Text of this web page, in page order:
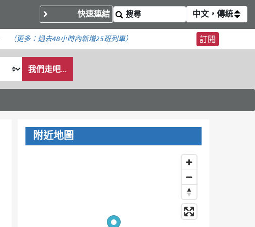
快速連結 中文，傳統
（更多： 過去48小時內新增25班列車） 訂閱
我們走吧...
附近地圖